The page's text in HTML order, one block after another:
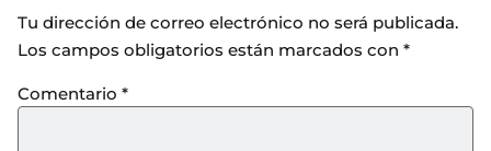
Tu dirección de correo electrónico no será publicada.
Los campos obligatorios están marcados con *
Comentario *